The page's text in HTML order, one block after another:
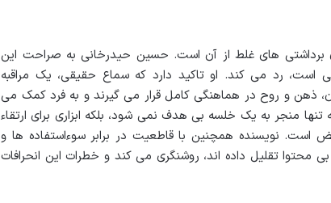
برداشتی های غلط از آن است. حسین حیدرخانی به صراحت این
رد می کند. او تاکید دارد که سماع حقیقی، یک مراقبه
ذهن و روح در هماهنگی کامل قرار می گیرند و به فرد کمک می
تنها منجر به یک خلسه بی هدف نمی شود، بلکه ابزاری برای ارتقاء
نویسنده همچنین با قاطعیت در برابر سوءاستفاده ها و
محتوا تقلیل داده اند، روشنگری می کند و خطرات این انحرافات